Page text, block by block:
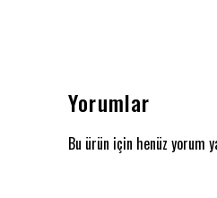
Yorumlar
Bu ürün için henüz yorum